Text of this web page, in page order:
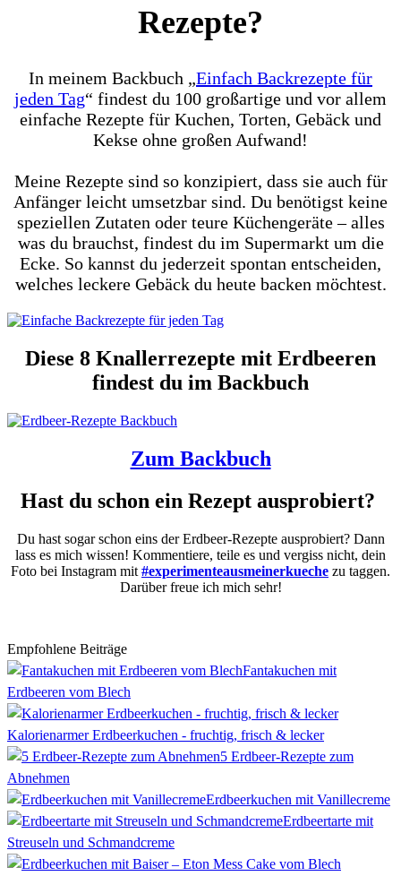
Rezepte?
In meinem Backbuch „Einfach Backrezepte für
jeden Tag“ findest du 100 großartige und vor allem
einfache Rezepte für Kuchen, Torten, Gebäck und
Kekse ohne großen Aufwand!
Meine Rezepte sind so konzipiert, dass sie auch für
Anfänger leicht umsetzbar sind. Du benötigst keine
speziellen Zutaten oder teure Küchengeräte – alles
was du brauchst, findest du im Supermarkt um die
Ecke. So kannst du jederzeit spontan entscheiden,
welches leckere Gebäck du heute backen möchtest.
Diese 8 Knallerrezepte mit Erdbeeren
findest du im Backbuch
Zum Backbuch
Hast du schon ein Rezept ausprobiert?
Du hast sogar schon eins der Erdbeer-Rezepte ausprobiert? Dann
lass es mich wissen! Kommentiere, teile es und vergiss nicht, dein
Foto bei Instagram mit #experimenteausmeinerkueche zu taggen.
Darüber freue ich mich sehr!
Empfohlene Beiträge
Fantakuchen mit
Erdbeeren vom Blech
Kalorienarmer Erdbeerkuchen - fruchtig, frisch & lecker
5 Erdbeer-Rezepte zum
Abnehmen
Erdbeerkuchen mit Vanillecreme
Erdbeertarte mit
Streuseln und Schmandcreme